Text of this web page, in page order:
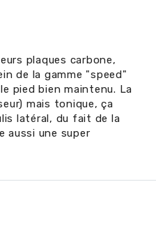
plaques carbone,
de la gamme "speed"
pied bien maintenu. La
mais tonique, ça
latéral, du fait de la
aussi une super